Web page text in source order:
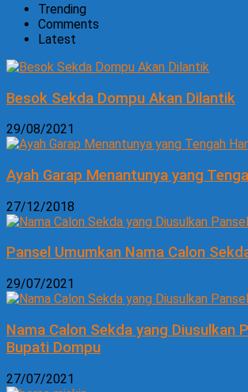
Trending
Comments
Latest
Besok Sekda Dompu Akan Dilantik
29/08/2021
Ayah Garap Menantunya yang
27/12/2018
Pansel Umumkan Nama Calon
29/07/2021
Nama Calon Sekda yang Diusulkan
Bupati Dompu
27/07/2021